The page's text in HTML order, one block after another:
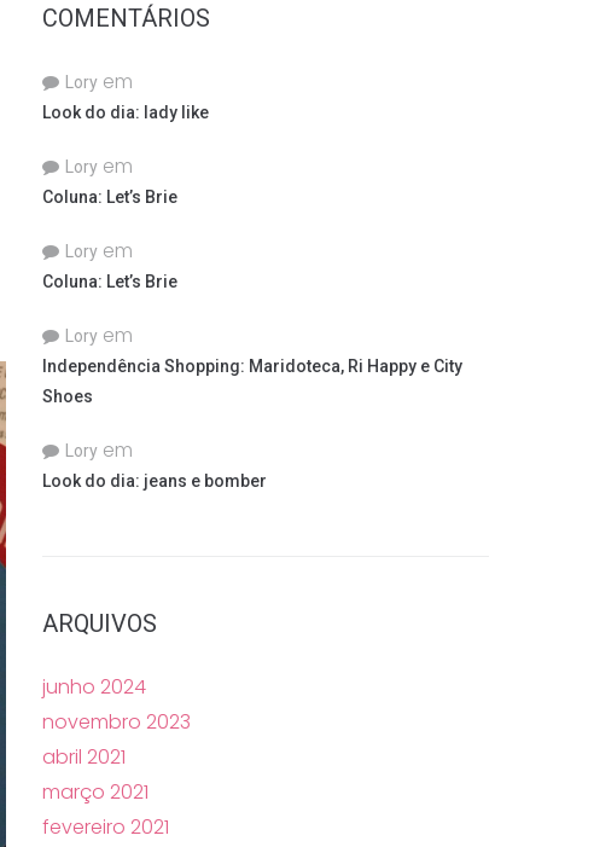
COMENTÁRIOS
Lory em
Look do dia: lady like
Lory em
Coluna: Let’s Brie
Lory em
Coluna: Let’s Brie
Lory em
Independência Shopping: Maridoteca, Ri Happy e City
Shoes
Lory em
Look do dia: jeans e bomber
ARQUIVOS
junho 2024
novembro 2023
abril 2021
março 2021
fevereiro 2021